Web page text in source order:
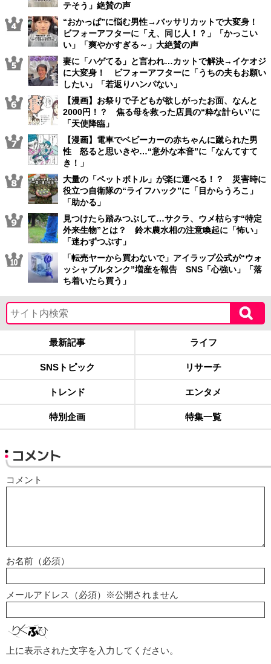
テそう」絶賛の声
“おかっぱ”に悩む男性→バッサリカットで大変身！
ビフォーアフターに「え、同じ人！？」「かっこい
い」「爽やかすぎる～」大絶賛の声
妻に「ハゲてる」と言われ…カットで解決→イケオジ
に大変身！ ビフォーアフターに「うちの夫もお願い
したい」「若返りハンパない」
【漫画】お祭りで子どもが欲しがったお面、なんと
2000円！？ 焦る母を救った店員の“粋な計らい”に
「天使降臨」
【漫画】電車でベビーカーの赤ちゃんに蹴られた男
性 怒ると思いきや…“意外な本音”に「なんてすて
き！」
大量の「ペットボトル」が楽に運べる！？ 災害時に
役立つ自衛隊の“ライフハック”に「目からうろこ」
「助かる」
見つけたら踏みつぶして…サクラ、ウメ枯らす“特定
外来生物”とは？ 鈴木農水相の注意喚起に「怖い」
「迷わずつぶす」
「転売ヤーから買わないで」アイラップ公式が“ウォ
ッシャブルタンク”増産を報告 SNS「心強い」「落
ち着いたら買う」
最新記事 ライフ
SNSトピック リサーチ
トレンド エンタメ
特別企画 特集一覧
コメント
コメント
お名前（必須）
メールアドレス（必須）※公開されません
上に表示された文字を入力してください。